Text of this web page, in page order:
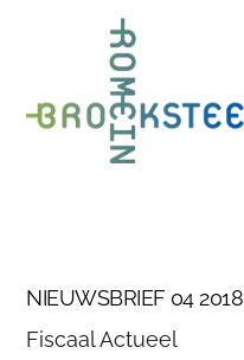
NIEUWSBRIEF 04 2018
Fiscaal Actueel